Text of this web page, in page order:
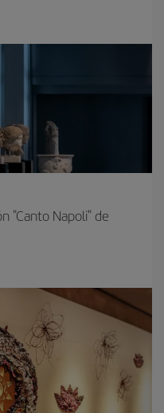
"Canto Napoli" de